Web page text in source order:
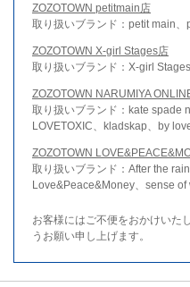
ZOZOTOWN petitmain店
取り扱いブランド：petit main
ZOZOTOWN X-girl Stages店
取り扱いブランド：X-girl
ZOZOTOWN NARUMIYA
取り扱いブランド：kate spade
LOVETOXIC、kladskap、by
ZOZOTOWN
取り扱いブランド：After the
Love&Peace&Money、sense of
お客様にはご不便をおかけいた
うお願い申し上げます。